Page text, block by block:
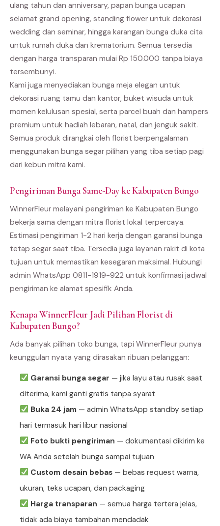
ulang tahun dan anniversary, papan bunga ucapan
selamat grand opening, standing flower untuk dekorasi
wedding dan seminar, hingga karangan bunga duka cita
untuk rumah duka dan krematorium. Semua tersedia
dengan harga transparan mulai Rp 150.000 tanpa biaya
tersembunyi.
Kami juga menyediakan bunga meja elegan untuk
dekorasi ruang tamu dan kantor, buket wisuda untuk
momen kelulusan spesial, serta parcel buah dan hampers
premium untuk hadiah lebaran, natal, dan jenguk sakit.
Semua produk dirangkai oleh florist berpengalaman
menggunakan bunga segar pilihan yang tiba setiap pagi
dari kebun mitra kami.
Pengiriman Bunga Same-Day ke Kabupaten Bungo
WinnerFleur melayani pengiriman ke Kabupaten Bungo
bekerja sama dengan mitra florist lokal terpercaya.
Estimasi pengiriman 1-2 hari kerja dengan garansi bunga
tetap segar saat tiba. Tersedia juga layanan rakit di kota
tujuan untuk memastikan kesegaran maksimal. Hubungi
admin WhatsApp 0811-1919-922 untuk konfirmasi jadwal
pengiriman ke alamat spesifik Anda.
Kenapa WinnerFleur Jadi Pilihan Florist di
Kabupaten Bungo?
Ada banyak pilihan toko bunga, tapi WinnerFleur punya
keunggulan nyata yang dirasakan ribuan pelanggan:
Garansi bunga segar — jika layu atau rusak saat
diterima, kami ganti gratis tanpa syarat
Buka 24 jam— admin WhatsApp standby setiap
hari termasuk hari libur nasional
Foto bukti pengiriman — dokumentasi dikirim ke
WA Anda setelah bunga sampai tujuan
Custom desain bebas— bebas request warna,
ukuran, teks ucapan, dan packaging
Harga transparan — semua harga tertera jelas,
tidak ada biaya tambahan mendadak